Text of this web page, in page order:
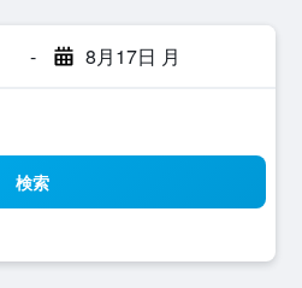
- 8月17日 月
検索